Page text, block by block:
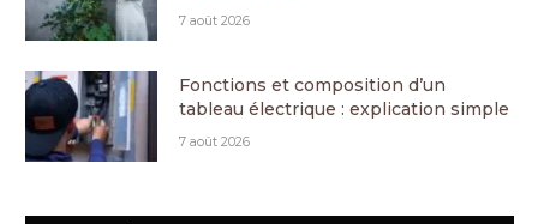
7 août 2026
Fonctions et composition d’un
tableau électrique : explication simple
7 août 2026